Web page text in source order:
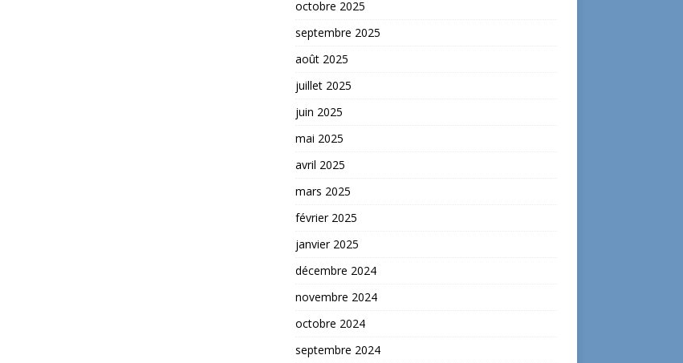
octobre 2025
septembre 2025
août 2025
juillet 2025
juin 2025
mai 2025
avril 2025
mars 2025
février 2025
janvier 2025
décembre 2024
novembre 2024
octobre 2024
septembre 2024